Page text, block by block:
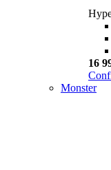
16
Monster